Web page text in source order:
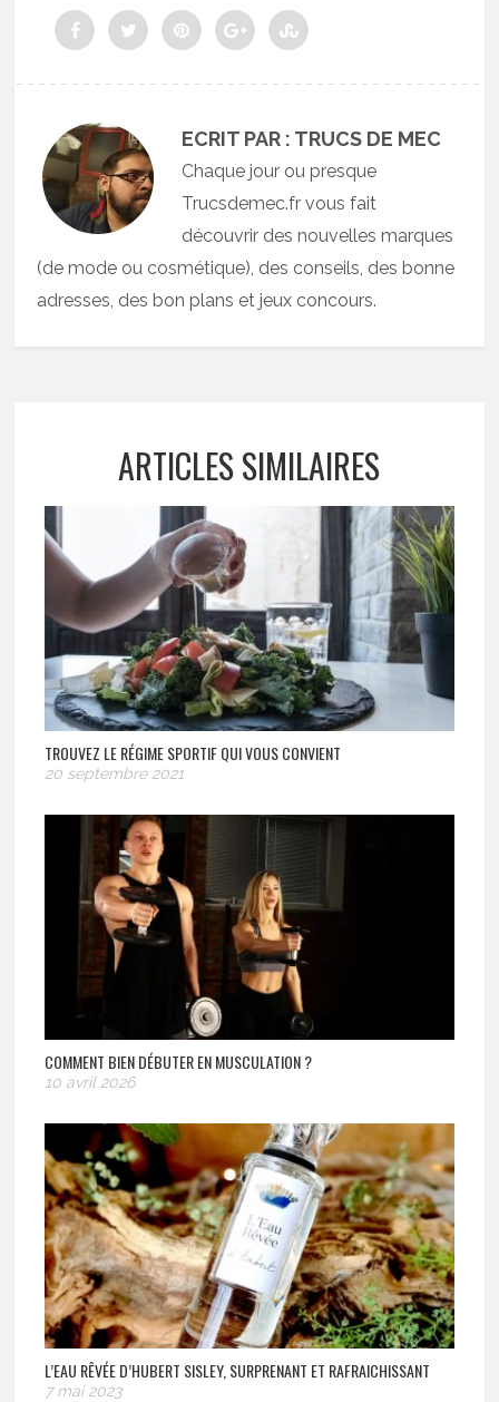
ECRIT PAR : TRUCS DE MEC
Chaque jour ou presque
Trucsdemec.fr vous fait
découvrir des nouvelles marques
(de mode ou cosmétique), des conseils, des bonne
adresses, des bon plans et jeux concours.
ARTICLES SIMILAIRES
TROUVEZ LE RÉGIME SPORTIF QUI VOUS CONVIENT
20 septembre 2021
COMMENT BIEN DÉBUTER EN MUSCULATION ?
10 avril 2026
L’EAU RÊVÉE D’HUBERT SISLEY, SURPRENANT ET RAFRAICHISSANT
7 mai 2023